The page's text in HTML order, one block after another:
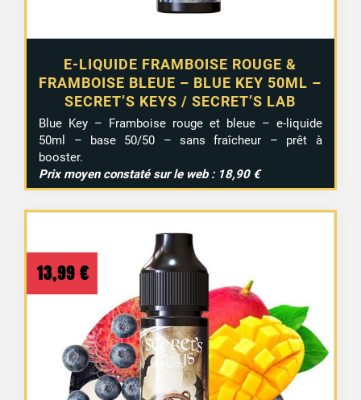
1 avis
E-LIQUIDE FRAMBOISE ROUGE &
FRAMBOISE BLEUE – BLUE KEY 50ML –
SECRET’S KEYS / SECRET’S LAB
Blue Key – Framboise rouge et bleue – e-liquide
50ml – base 50/50 – sans fraîcheur – prêt à
booster.
Prix moyen constaté sur le web : 18,90 €
13,99 €